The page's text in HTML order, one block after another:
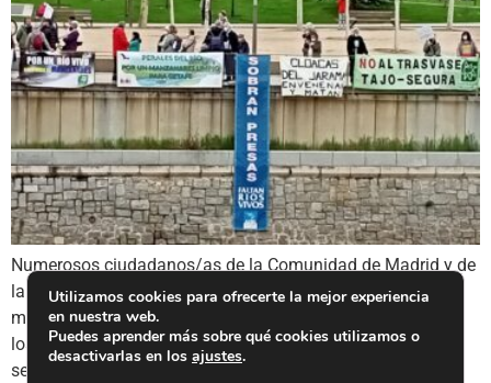
Numerosos ciudadanos/as de la Comunidad de Madrid y de
la ribera del Tajo hemos manifestado hoy domingo 27 de
marzo nuestro rechazo a la situación por la que atraviesan
los ríos madrileños y el río Tajo. Los ecosistemas fluviales
se han convertido en cauces sin apenas vida sin que las
Utilizamos cookies para ofrecerte la mejor experiencia
en nuestra web.
Puedes aprender más sobre qué cookies utilizamos o
desactivarlas en los ajustes.